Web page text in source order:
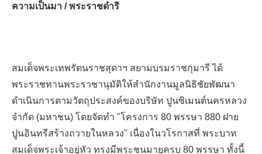
ความเป็นมา / พระราชดำริ
สมเด็จพระเทพรัตนราชสุดาฯ สยามบรมราชกุมารี ได้
พระราชทานพระราชานุมัติให้สำนักงานมูลนิธิชัยพัฒนา
ดำเนินการตามวัตถุประสงค์ของบริษัท ปูนซิเมนต์นครหลวง
จำกัด (มหาชน) โดยจัดทำ "โครงการ 80 พรรษา 880 ฝาย
ปูนอินทรีสร้างถวายในหลวง" เนื่องในวโรกาสที่ พระบาท
สมเด็จพระเจ้าอยู่หัว ทรงมีพระชนมายุครบ 80 พรรษา ทั้งนี้